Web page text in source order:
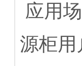
应用
源柜